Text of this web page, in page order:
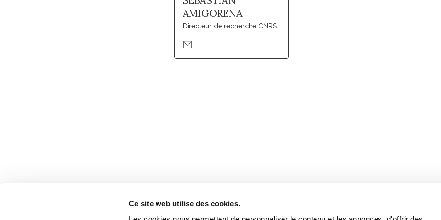
Ce site web utilise des cookies.
AMIGORENA
Directeur de recherche CNRS